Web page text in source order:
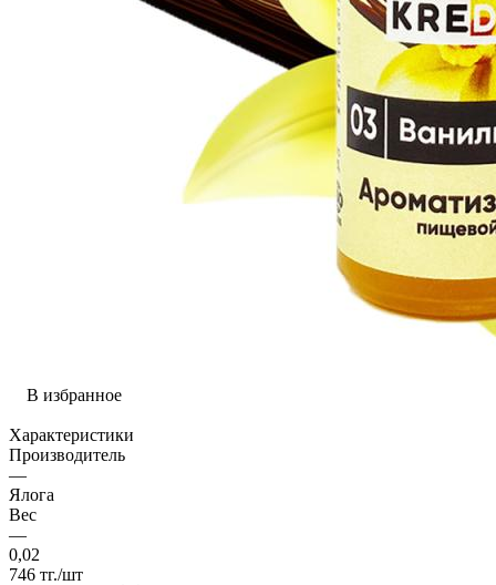
В избранное
Характеристики
Производитель
—
Ялога
Вес
—
0,02
746 тг./шт